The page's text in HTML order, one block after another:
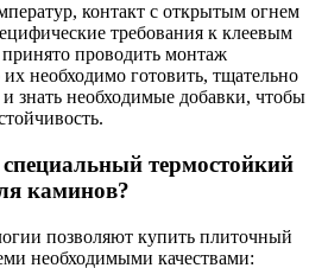
контакт с открытым огнем
требования к клеевым
проводить монтаж
необходимо готовить, тщательно
знать необходимые добавки, чтобы
термостойкий
каминов?
позволяют купить плиточный
необходимыми качествами: